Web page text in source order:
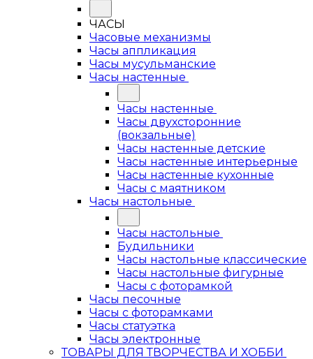
ЧАСЫ
Часовые механизмы
Часы аппликация
Часы мусульманские
Часы настенные
Часы настенные
Часы двухсторонние
(вокзальные)
Часы настенные детские
Часы настенные интерьерные
Часы настенные кухонные
Часы с маятником
Часы настольные
Часы настольные
Будильники
Часы настольные классические
Часы настольные фигурные
Часы с фоторамкой
Часы песочные
Часы с фоторамками
Часы статуэтка
Часы электронные
ТОВАРЫ ДЛЯ ТВОРЧЕСТВА И ХОББИ